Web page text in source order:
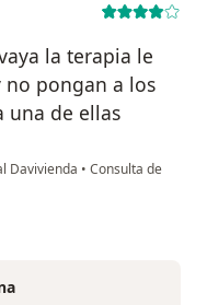
la terapia le
pongan a los
una de ellas
Davivienda • Consulta de